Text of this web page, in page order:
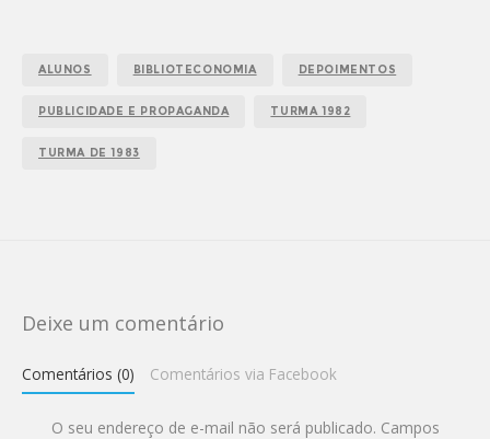
ALUNOS BIBLIOTECONOMIA DEPOIMENTOS
PUBLICIDADE E PROPAGANDA TURMA 1982
TURMA DE 1983
Deixe um comentário
Comentários (0) Comentários via Facebook
O seu endereço de e-mail não será publicado. Campos